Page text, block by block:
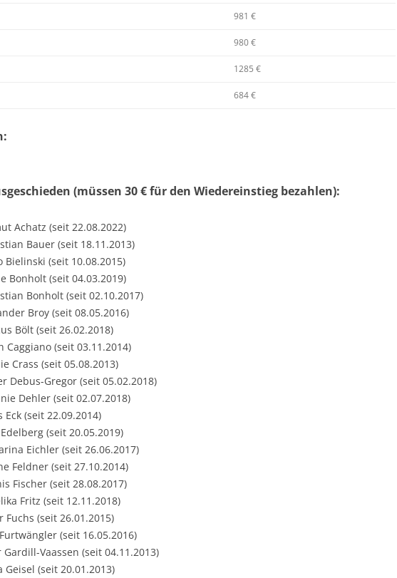
981 €
980 €
1285 €
684 €
(müssen 30 € für den Wiedereinstieg bezahlen):
Achatz (seit 22.08.2022)
Bauer (seit 18.11.2013)
Bielinski (seit 10.08.2015)
Bonholt (seit 04.03.2019)
Bonholt (seit 02.10.2017)
Broy (seit 08.05.2016)
Bölt (seit 26.02.2018)
Caggiano (seit 03.11.2014)
Crass (seit 05.08.2013)
Debus-Gregor (seit 05.02.2018)
Dehler (seit 02.07.2018)
Eck (seit 22.09.2014)
(seit 20.05.2019)
Eichler (seit 26.06.2017)
Feldner (seit 27.10.2014)
Fischer (seit 28.08.2017)
Fritz (seit 12.11.2018)
Fuchs (seit 26.01.2015)
(seit 16.05.2016)
Gardill-Vaassen (seit 04.11.2013)
Geisel (seit 20.01.2013)